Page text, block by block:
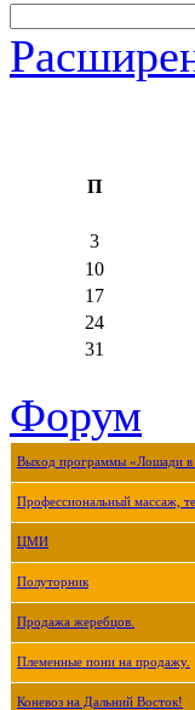
П
3
10
17
24
31
Форум
Выход программы «Лошади в
Профессиональный массаж,
ЦМИ
Полуторник
Продажа жеребцов.
Племенные пони на продажу.
Коневоз на Дальний Восток!